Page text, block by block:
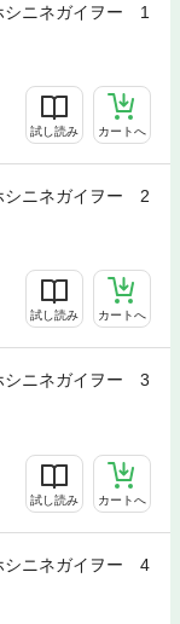
シニネガイヲー 1
試し読み カートへ
シニネガイヲー 2
試し読み カートへ
シニネガイヲー 3
試し読み カートへ
シニネガイヲー 4